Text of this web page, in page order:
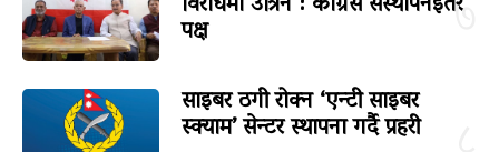
७
पक्ष
साइबर ठगी रोक्न ‘एन्टी साइबर
स्क्याम’ सेन्टर स्थापना गर्दै प्रहरी